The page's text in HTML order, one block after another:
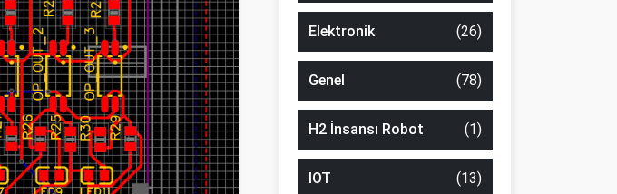
Elektronik (26)
Genel (78)
H2 İnsansı Robot (1)
IOT (13)